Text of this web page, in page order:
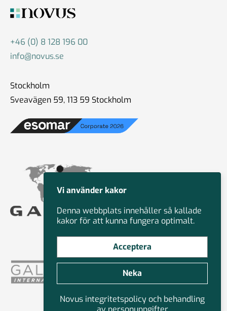
säkerhetspolitik och
världsläget
#83 Jan Eliasson - Globala
framtidsutsikter
12 okt 2024
amerikanska valet från ett
demokratiskt perspektiv
01 okt 2024
#81 Bruce Stokes -
Polariserade väljare och
- valet?
+46 (0) 8 128 196 00
info@novus.se
Stockholm
Sveavägen 59, 113 59 Stockholm
Vi använder kakor
Denna webbplats innehåller så kallade
kakor för att kunna fungera optimalt.
Acceptera
Neka
Novus integritetspolicy och behandling